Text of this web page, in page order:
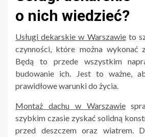
o nich wiedzieć?
Usługi dekarskie w Warszawieto
czynności, które można wykonać
Będą to przede wszystkim
budowanie ich. Jest to ważne,
prawidłowe warunki do życia.
Montaż dachu w Warszawie
szybkim czasie zyskać solidną
przed deszczem oraz wiatrem.